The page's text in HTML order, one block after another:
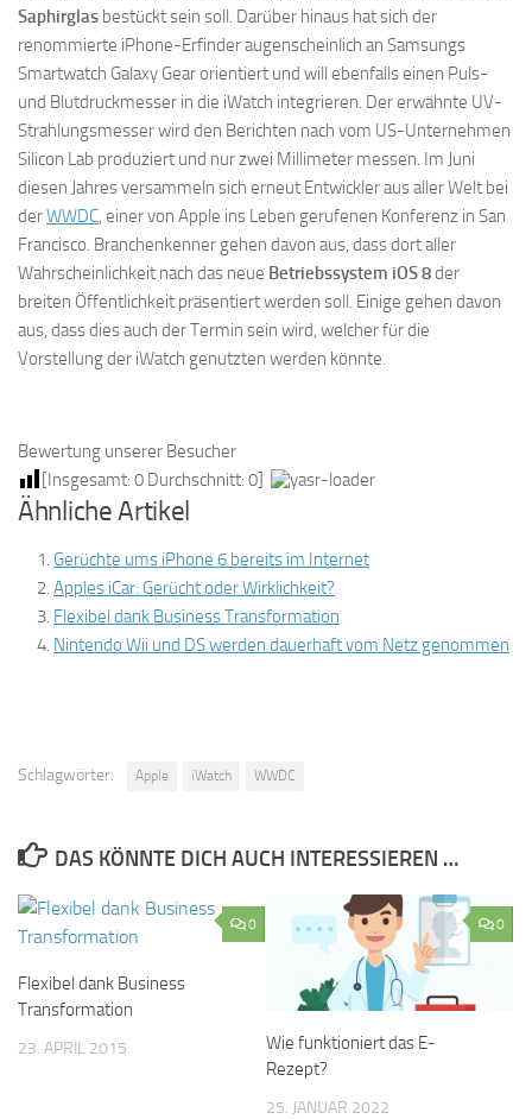
Saphirglas bestückt sein soll. Darüber hinaus hat sich der
renommierte iPhone-Erfinder augenscheinlich an Samsungs
Smartwatch Galaxy Gear orientiert und will ebenfalls einen Puls-
und Blutdruckmesser in die iWatch integrieren. Der erwähnte UV-
Strahlungsmesser wird den Berichten nach vom US-Unternehmen
Silicon Lab produziert und nur zwei Millimeter messen. Im Juni
diesen Jahres versammeln sich erneut Entwickler aus aller Welt bei
derWWDC, einer von Apple ins Leben gerufenen Konferenz in San
Francisco. Branchenkenner gehen davon aus, dass dort aller
Wahrscheinlichkeit nach das neue Betriebssystem iOS 8der
breiten Öffentlichkeit präsentiert werden soll. Einige gehen davon
aus, dass dies auch der Termin sein wird, welcher für die
Vorstellung der iWatch genutzten werden könnte.
Bewertung unserer Besucher
[Insgesamt: 0 Durchschnitt: 0]
Ähnliche Artikel
Gerüchte ums iPhone 6 bereits im Internet
Apples iCar: Gerücht oder Wirklichkeit?
Flexibel dank Business Transformation
Nintendo Wii und DS werden dauerhaft vom Netz genommen
Schlagwörter: Apple iWatch WWDC
DAS KÖNNTE DICH AUCH INTERESSIEREN …
0
Flexibel dank Business
Transformation
23. APRIL 2015
0
Wie funktioniert das E-
Rezept?
25. JANUAR 2022